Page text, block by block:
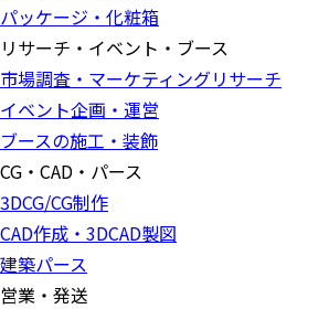
パッケージ・化粧箱
リサーチ・イベント・ブース
市場調査・マーケティングリサーチ
イベント企画・運営
ブースの施工・装飾
CG・CAD・パース
3DCG/CG制作
CAD作成・3DCAD製図
建築パース
営業・発送